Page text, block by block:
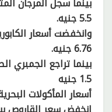
5.5 جنيه.
6.76 جنيه.
1.5 جنيه
أسعار المأكولات